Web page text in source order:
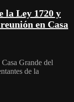
la Ley 1720 y
en Casa
Grande del
de la